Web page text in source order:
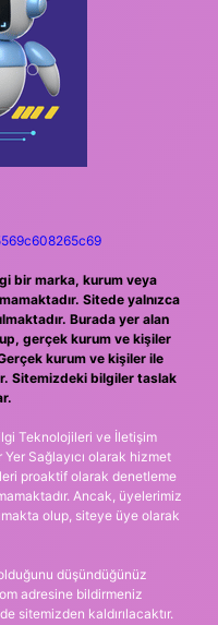
bir marka, kurum veya
Sitede yalnızca
Burada yer alan
gerçek kurum ve kişiler
kurum ve kişiler ile
Sitemizdeki bilgiler taslak
Teknolojileri ve İletişim
Sağlayıcı olarak hizmet
proaktif olarak denetleme
Ancak, üyelerimiz
olup, siteye üye olarak
düşündüğünüz
adresine bildirmeniz
sitemizden kaldırılacaktır.